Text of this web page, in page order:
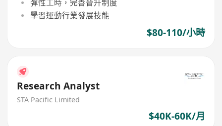
彈性工時，完善晉升制度
學習運動行業發展技能
$80-110/小時
Research Analyst
STA Pacific Limited
$40K-60K/月